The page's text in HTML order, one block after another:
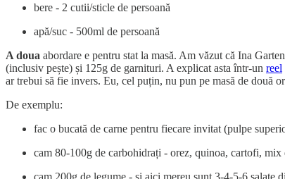
bere - 2 cutii/sticle de persoană
apă/suc - 500ml de persoană
A doua abordare e pentru stat la masă. Am văzut că Ina
(inclusiv pește) și 125g de garnituri. A explicat asta într-un reel
ar trebui să fie invers. Eu, cel puțin, nu pun pe masă de două
De exemplu:
fac o bucată de carne pentru fiecare invitat (pulpe
cam 80-100g de carbohidrați - orez, quinoa, cartofi, mix
cam 200g de legume - și aici mereu sunt 3-4-5-6 salate